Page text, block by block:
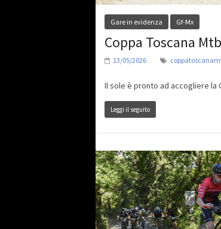
Gare in evidenza Gf-Mx
Coppa Toscana
13/05/2026
Il sole è pronto ad accogliere la
Leggi il seguito